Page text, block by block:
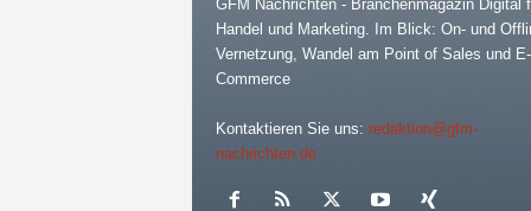
GFM Nachrichten - Branchenmagazin Digital
Handel und Marketing. Im Blick: On- und
Vernetzung, Wandel am Point of Sales und E-
Commerce
Kontaktieren Sie uns: redaktion@gfm-
nachrichten.de